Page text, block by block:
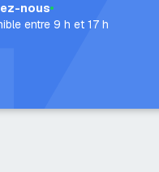
nous
entre 9 h et 17 h